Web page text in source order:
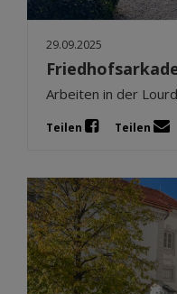
29.09.2025
Arbeiten in der
Teilen Teilen